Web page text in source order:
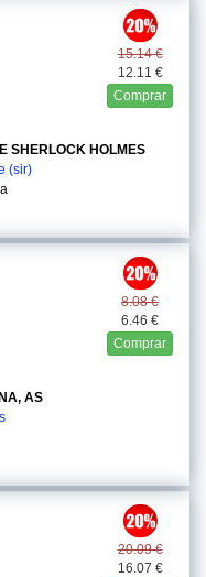
15.14 €
12.11 €
Comprar
SHERLOCK HOLMES
(sir)
8.08 €
6.46 €
Comprar
AS
20.09 €
16.07 €